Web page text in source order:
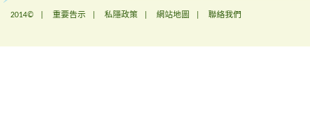
2014© | 重要告示 私隱政策 網站地圖 聯絡我們